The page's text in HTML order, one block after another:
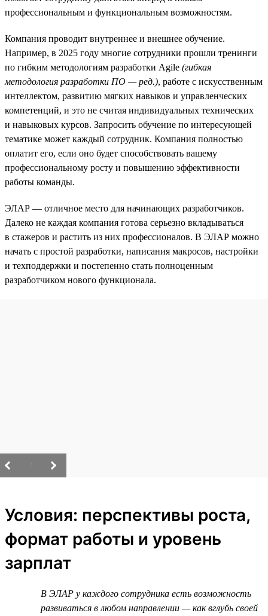
профессиональным и функциональным возможностям.
Компания проводит внутреннее и внешнее обучение.
Например, в 2025 году многие сотрудники прошли тренинги
по гибким методологиям разработки Agile (гибкая
методология разработки ПО — ред.), работе с искусственным
интеллектом, развитию мягких навыков и управленческих
компетенций, и это не считая индивидуальных технических
и навыковых курсов. Запросить обучение по интересующей
тематике может каждый сотрудник. Компания полностью
оплатит его, если оно будет способствовать вашему
профессиональному росту и повышению эффективности
работы команды.
ЭЛАР — отличное место для начинающих разработчиков.
Далеко не каждая компания готова серьезно вкладываться
в стажеров и растить из них профессионалов. В ЭЛАР можно
начать с простой разработки, написания макросов, настройки
и техподдержки и постепенно стать полноценным
разработчиком нового функционала.
Условия: перспективы роста,
формат работы и уровень
зарплат
В ЭЛАР у каждого сотрудника есть возможность
развиваться в любом направлении — как вглубь своей